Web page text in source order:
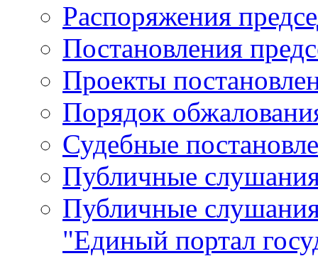
Распоряжения
Постановления
Проекты
Порядок
Судебные
Публичные
Публичные
"Единый портал